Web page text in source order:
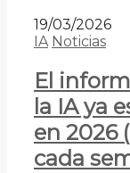
19/03/2026
IA Noticias
El
la IA ya
en 2026
cada